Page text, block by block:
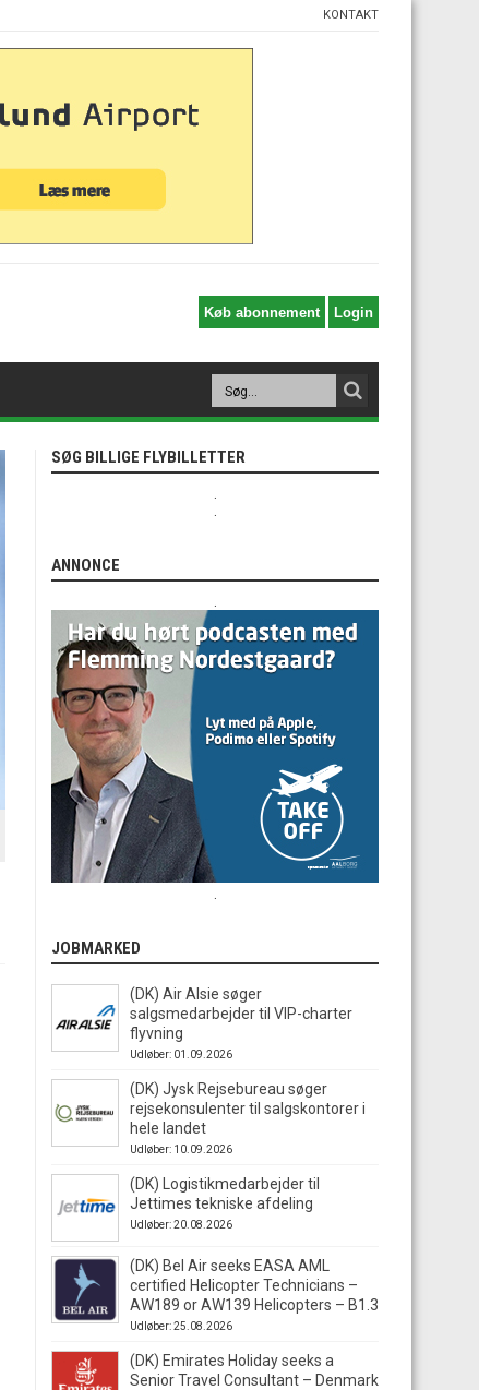
KONTAKT
SØG BILLIGE FLYBILLETTER
ANNONCE
JOBMARKED
(DK) Air Alsie søger
salgsmedarbejder til VIP-charter
flyvning
Udløber: 01.09.2026
(DK) Jysk Rejsebureau søger
rejsekonsulenter til salgskontorer i
hele landet
Udløber: 10.09.2026
(DK) Logistikmedarbejder til
Jettimes tekniske afdeling
Udløber: 20.08.2026
(DK) Bel Air seeks EASA AML
certified Helicopter Technicians –
AW189 or AW139 Helicopters – B1.3
Udløber: 25.08.2026
(DK) Emirates Holiday seeks a
Senior Travel Consultant – Denmark